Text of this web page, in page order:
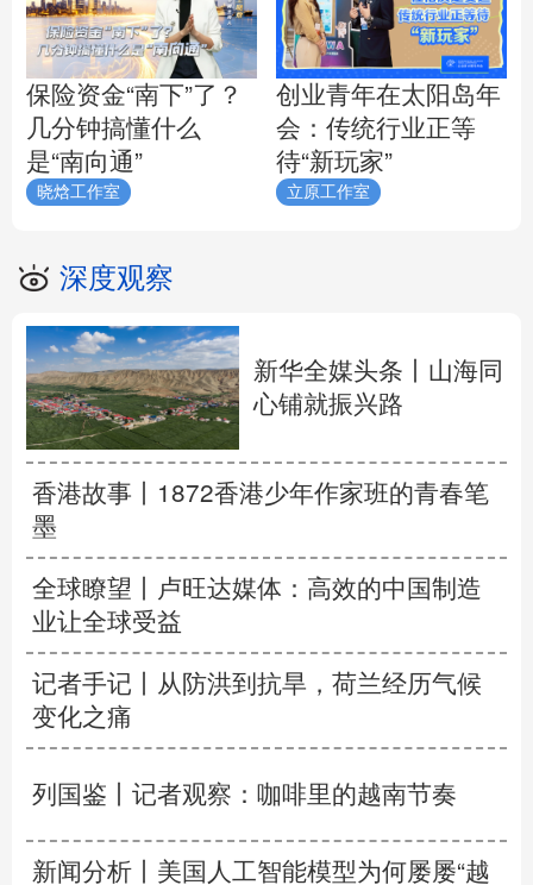
保险资金“南下”了？
几分钟搞懂什么
是“南向通”
晓焓工作室
创业青年在太阳岛年
会：传统行业正等
待“新玩家”
立原工作室
深度观察
新华全媒头条丨 山海同
心铺就振兴路
香港故事丨
1872香港少年作家班的青春笔
墨
全球瞭望丨卢旺达媒体：高效的中国制造
业让全球受益
记者手记丨从防洪到抗旱，荷兰经历气候
变化之痛
列国鉴丨记者观察：咖啡里的越南节奏
新闻分析丨美国人工智能模型为何屡屡“越